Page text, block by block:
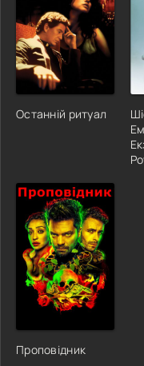
Останній ритуал
Проповідник